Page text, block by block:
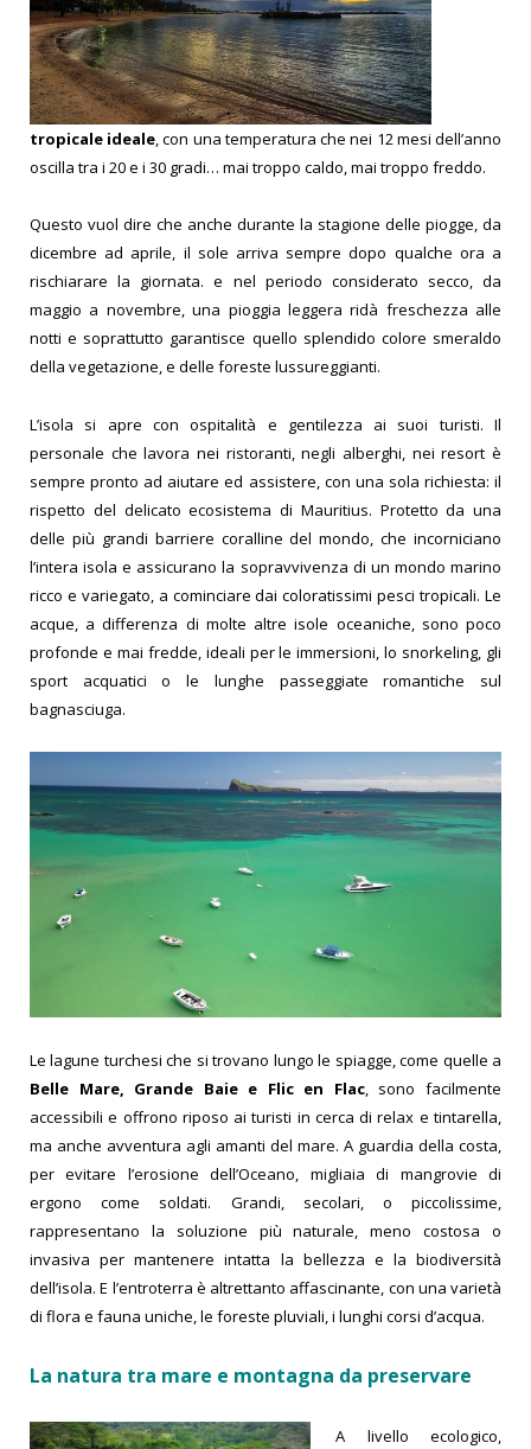
tropicale ideale, con una temperatura che nei 12 mesi dell’anno
oscilla tra i 20 e i 30 gradi… mai troppo caldo, mai troppo freddo.
Questo vuol dire che anche durante la stagione delle piogge, da
dicembre ad aprile, il sole arriva sempre dopo qualche ora a
rischiarare la giornata. e nel periodo considerato secco, da
maggio a novembre, una pioggia leggera ridà freschezza alle
notti e soprattutto garantisce quello splendido colore smeraldo
della vegetazione, e delle foreste lussureggianti.
L’isola si apre con ospitalità e gentilezza ai suoi turisti. Il
personale che lavora nei ristoranti, negli alberghi, nei resort è
sempre pronto ad aiutare ed assistere, con una sola richiesta: il
rispetto del delicato ecosistema di Mauritius. Protetto da una
delle più grandi barriere coralline del mondo, che incorniciano
l’intera isola e assicurano la sopravvivenza di un mondo marino
ricco e variegato, a cominciare dai coloratissimi pesci tropicali. Le
acque, a differenza di molte altre isole oceaniche, sono poco
profonde e mai fredde, ideali per le immersioni, lo snorkeling, gli
sport acquatici o le lunghe passeggiate romantiche sul
bagnasciuga.
Le lagune turchesi che si trovano lungo le spiagge, come quelle a
Belle Mare, Grande Baie e Flic en Flac, sono facilmente
accessibili e offrono riposo ai turisti in cerca di relax e tintarella,
ma anche avventura agli amanti del mare. A guardia della costa,
per evitare l’erosione dell’Oceano, migliaia di mangrovie di
ergono come soldati. Grandi, secolari, o piccolissime,
rappresentano la soluzione più naturale, meno costosa o
invasiva per mantenere intatta la bellezza e la biodiversità
dell’isola.E l’entroterra è altrettanto affascinante, con una varietà
di flora e fauna uniche, le foreste pluviali, i lunghi corsi d’acqua.
La natura tra mare e montagna da preservare
A livello ecologico,